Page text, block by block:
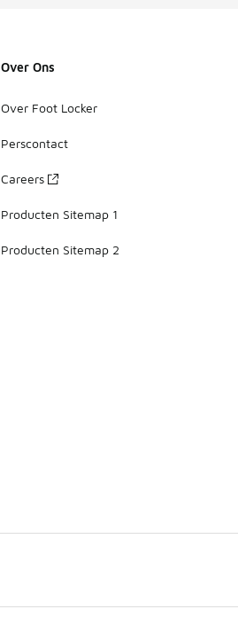
Over Ons
Over Foot Locker
Perscontact
Careers
Producten Sitemap 1
Producten Sitemap 2